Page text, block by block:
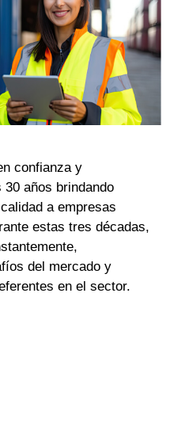
confianza y
años brindando
a empresas
estas tres décadas,
del mercado y
en el sector.